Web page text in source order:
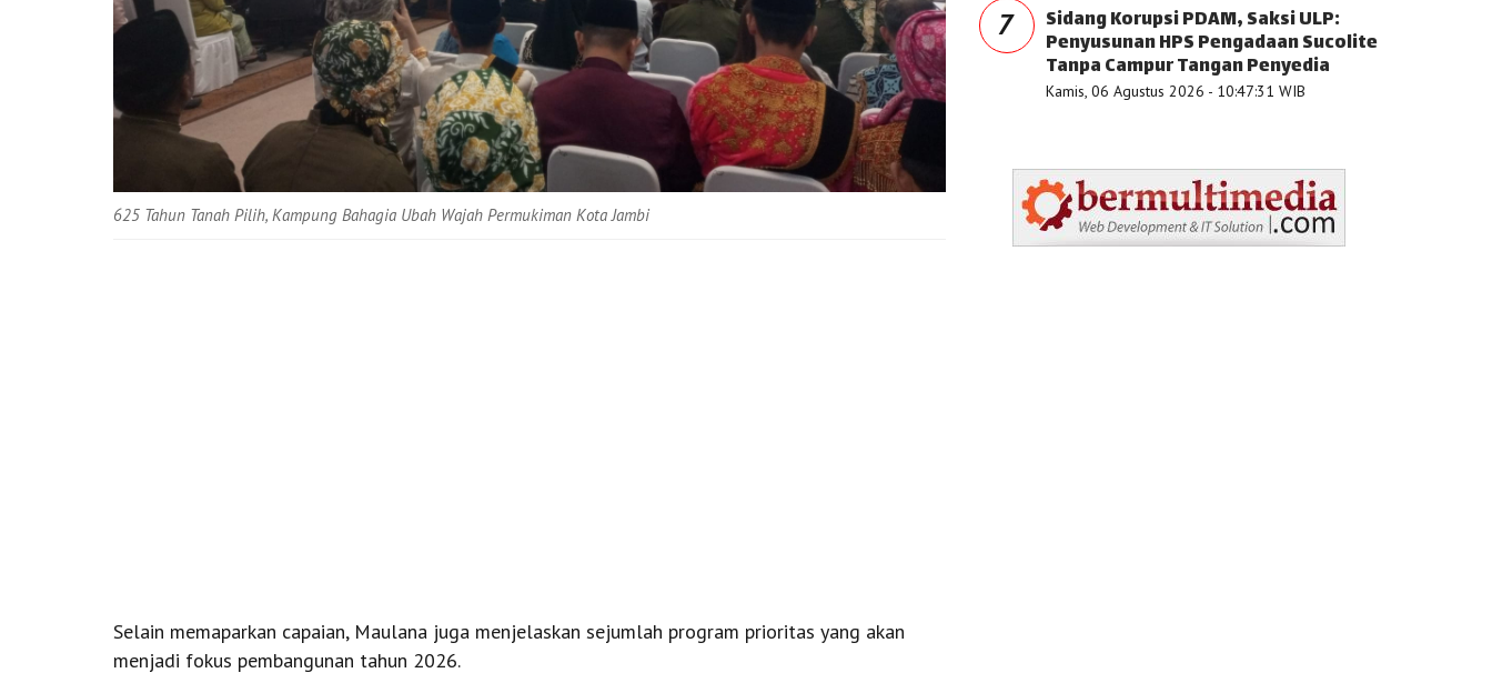
625 Tahun Tanah Pilih, Kampung Bahagia Ubah Wajah Permukiman Kota Jambi
Selain memaparkan capaian, Maulana juga menjelaskan sejumlah program prioritas yang akan
menjadi fokus pembangunan tahun 2026.
7 Sidang Korupsi PDAM, Saksi ULP:
Penyusunan HPS Pengadaan Sucolite
Tanpa Campur Tangan Penyedia
Kamis, 06 Agustus 2026 - 10:47:31 WIB